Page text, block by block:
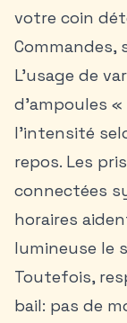
votre coin
L’usage de
d’ampoules
l’intensité
repos. Les
connectées
horaires
lumineuse le
Toutefois,
bail: pas de